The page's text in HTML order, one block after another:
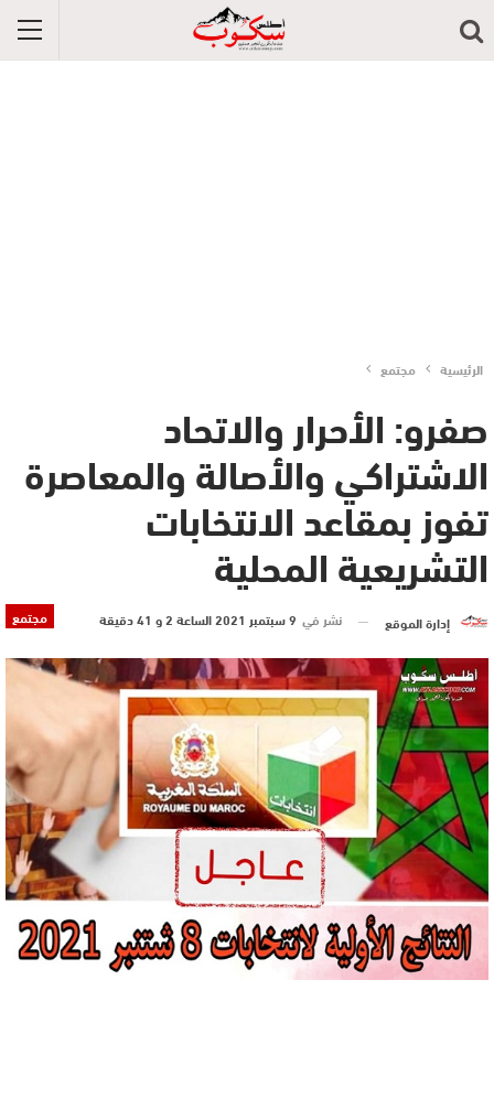
الرئيسية مجتمع
صفرو: الأحرار والاتحاد
الاشتراكي والأصالة والمعاصرة
تفوز بمقاعد الانتخابات
التشريعية المحلية
مجتمع إدارة الموقع نشر في 9 سبتمبر 2021 الساعة 2 و 41 دقيقة